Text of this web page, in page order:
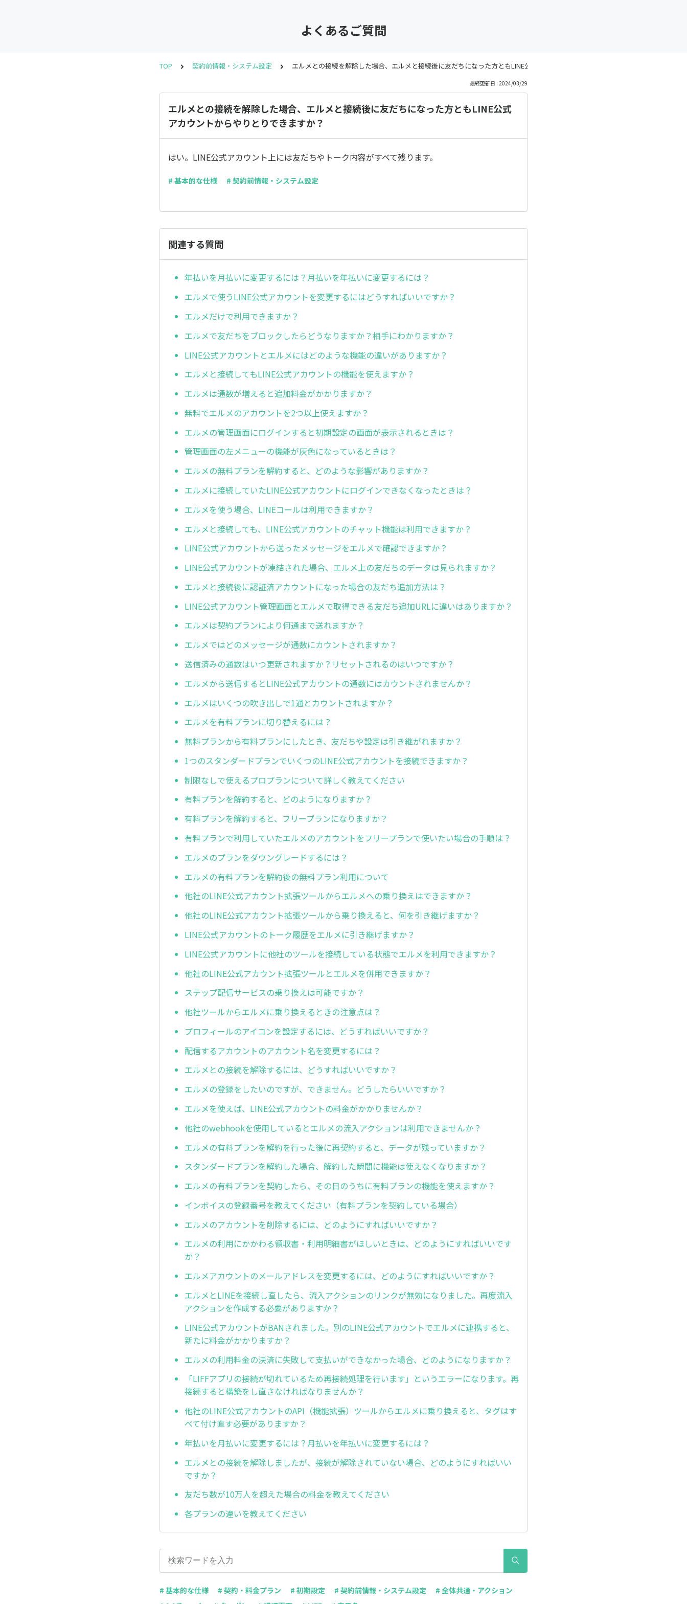
よくあるご質問
TOP 契約前情報・システム設定 エルメとの接続を解除した場合、エルメと接続後に友だちになった方ともLINE公式アカウントからやりとりできますか？
最終更新日 : 2024/03/29
エルメとの接続を解除した場合、エルメと接続後に友だちになった方ともLINE公式
アカウントからやりとりできますか？
はい。LINE公式アカウント上には友だちやトーク内容がすべて残ります。
# 基本的な仕様 # 契約前情報・システム設定
関連する質問
年払いを月払いに変更するには？月払いを年払いに変更するには？
エルメで使うLINE公式アカウントを変更するにはどうすればいいですか？
エルメだけで利用できますか？
エルメで友だちをブロックしたらどうなりますか？相手にわかりますか？
LINE公式アカウントとエルメにはどのような機能の違いがありますか？
エルメと接続してもLINE公式アカウントの機能を使えますか？
エルメは通数が増えると追加料金がかかりますか？
無料でエルメのアカウントを2つ以上使えますか？
エルメの管理画面にログインすると初期設定の画面が表示されるときは？
管理画面の左メニューの機能が灰色になっているときは？
エルメの無料プランを解約すると、どのような影響がありますか？
エルメに接続していたLINE公式アカウントにログインできなくなったときは？
エルメを使う場合、LINEコールは利用できますか？
エルメと接続しても、LINE公式アカウントのチャット機能は利用できますか？
LINE公式アカウントから送ったメッセージをエルメで確認できますか？
LINE公式アカウントが凍結された場合、エルメ上の友だちのデータは見られますか？
エルメと接続後に認証済アカウントになった場合の友だち追加方法は？
LINE公式アカウント管理画面とエルメで取得できる友だち追加URLに違いはありますか？
エルメは契約プランにより何通まで送れますか？
エルメではどのメッセージが通数にカウントされますか？
送信済みの通数はいつ更新されますか？リセットされるのはいつですか？
エルメから送信するとLINE公式アカウントの通数にはカウントされませんか？
エルメはいくつの吹き出しで1通とカウントされますか？
エルメを有料プランに切り替えるには？
無料プランから有料プランにしたとき、友だちや設定は引き継がれますか？
1つのスタンダードプランでいくつのLINE公式アカウントを接続できますか？
制限なしで使えるプロプランについて詳しく教えてください
有料プランを解約すると、どのようになりますか？
有料プランを解約すると、フリープランになりますか？
有料プランで利用していたエルメのアカウントをフリープランで使いたい場合の手順は？
エルメのプランをダウングレードするには？
エルメの有料プランを解約後の無料プラン利用について
他社のLINE公式アカウント拡張ツールからエルメへの乗り換えはできますか？
他社のLINE公式アカウント拡張ツールから乗り換えると、何を引き継げますか？
LINE公式アカウントのトーク履歴をエルメに引き継げますか？
LINE公式アカウントに他社のツールを接続している状態でエルメを利用できますか？
他社のLINE公式アカウント拡張ツールとエルメを併用できますか？
ステップ配信サービスの乗り換えは可能ですか？
他社ツールからエルメに乗り換えるときの注意点は？
プロフィールのアイコンを設定するには、どうすればいいですか？
配信するアカウントのアカウント名を変更するには？
エルメとの接続を解除するには、どうすればいいですか？
エルメの登録をしたいのですが、できません。どうしたらいいですか？
エルメを使えば、LINE公式アカウントの料金がかかりませんか？
他社のwebhookを使用しているとエルメの流入アクションは利用できませんか？
エルメの有料プランを解約を行った後に再契約すると、データが残っていますか？
スタンダードプランを解約した場合、解約した瞬間に機能は使えなくなりますか？
エルメの有料プランを契約したら、その日のうちに有料プランの機能を使えますか？
インボイスの登録番号を教えてください（有料プランを契約している場合）
エルメのアカウントを削除するには、どのようにすればいいですか？
エルメの利用にかかわる領収書・利用明細書がほしいときは、どのようにすればいいです
か？
エルメアカウントのメールアドレスを変更するには、どのようにすればいいですか？
エルメとLINEを接続し直したら、流入アクションのリンクが無効になりました。再度流入
アクションを作成する必要がありますか？
LINE公式アカウントがBANされました。別のLINE公式アカウントでエルメに連携すると、
新たに料金がかかりますか？
エルメの利用料金の決済に失敗して支払いができなかった場合、どのようになりますか？
「LIFFアプリの接続が切れているため再接続処理を行います」というエラーになります。再
接続すると構築をし直さなければなりませんか？
他社のLINE公式アカウントのAPI（機能拡張）ツールからエルメに乗り換えると、タグはす
べて付け直す必要がありますか？
年払いを月払いに変更するには？月払いを年払いに変更するには？
エルメとの接続を解除しましたが、接続が解除されていない場合、どのようにすればいい
ですか？
友だち数が10万人を超えた場合の料金を教えてください
各プランの違いを教えてください
# 基本的な仕様 # 契約・料金プラン # 初期設定 # 契約前情報・システム設定
# 全体共通・アクション